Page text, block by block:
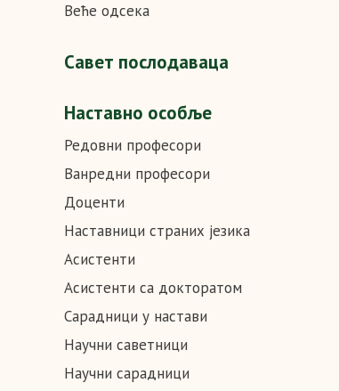
Веће одсека
Савет послодаваца
Наставно особље
Редовни професори
Ванредни професори
Доценти
Наставници страних језика
Асистенти
Асистенти са докторатом
Сарадници у настави
Научни саветници
Научни сарадници